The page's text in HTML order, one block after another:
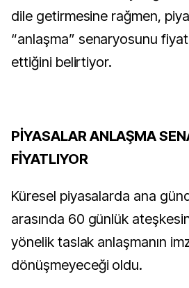
dile getirmesine rağmen,
“anlaşma” senaryosunu
ettiğini belirtiyor.
PİYASALAR ANLAŞMA
FİYATLIYOR
Küresel piyasalarda ana
arasında 60 günlük
yönelik taslak anlaşmanın
dönüşmeyeceği oldu.